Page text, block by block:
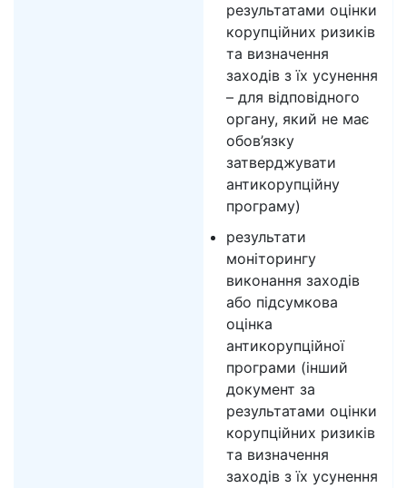
результатами оцінки
корупційних ризиків
та визначення
заходів з їх усунення
– для відповідного
органу, який не має
обов’язку
затверджувати
антикорупційну
програму)
результати
моніторингу
виконання заходів
або підсумкова
оцінка
антикорупційної
програми (інший
документ за
результатами оцінки
корупційних ризиків
та визначення
заходів з їх усунення